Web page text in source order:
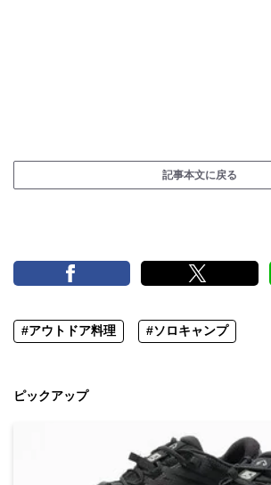
記事本文に戻る
#アウトドア料理 #ソロキャンプ
ピックアップ